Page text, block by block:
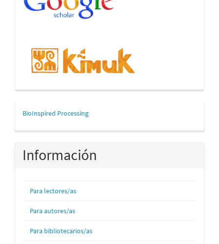
mascerca
BioInspired Processing
Información
Para lectores/as
Para autores/as
Para bibliotecarios/as